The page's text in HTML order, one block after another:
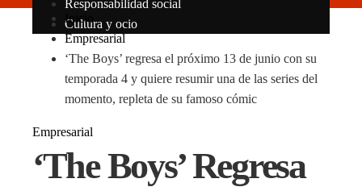
Responsabilidad social
Cultura y ocio
Inicio
Empresarial
‘The Boys’ regresa el próximo 13 de junio con su
temporada 4 y quiere resumir una de las series del
momento, repleta de su famoso cómic
Empresarial
‘The Boys’ Regresa